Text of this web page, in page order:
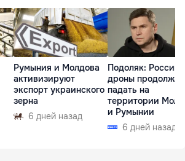
Румыния и Молдова
активизируют
экспорт украинского
зерна
6 дней назад
Подоляк:
дроны продолжат
падать на
территории
и Румынии
6 дней назад